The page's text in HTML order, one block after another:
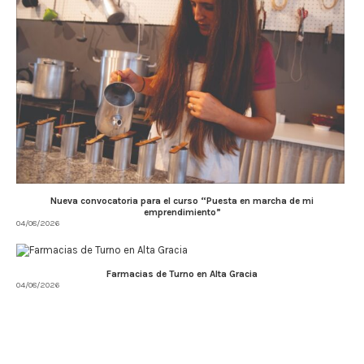
Nueva convocatoria para el curso “Puesta en marcha de mi
emprendimiento”
04/08/2026
Farmacias de Turno en Alta Gracia
04/08/2026